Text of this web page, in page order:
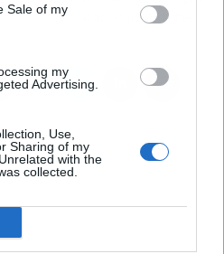
Sale of my
my
Advertising.
Use,
Sharing of my
with the
collected.
el hotel?, por Bed Lifter